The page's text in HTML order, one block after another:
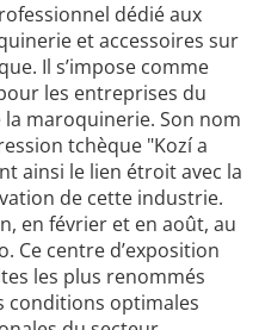
dédié aux
et accessoires sur
Il s’impose comme
les entreprises du
maroquinerie. Son nom
tchèque "Kozí a
ainsi le lien étroit avec la
de cette industrie.
en février et en août, au
Ce centre d’exposition
les plus renommés
conditions optimales